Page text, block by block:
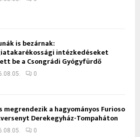
is bezárnak:
intézkedéseket
be a Csongrádi Gyógyfürdő
0
megrendezik a hagyományos Furioso
Derekegyház-Tompaháton
0